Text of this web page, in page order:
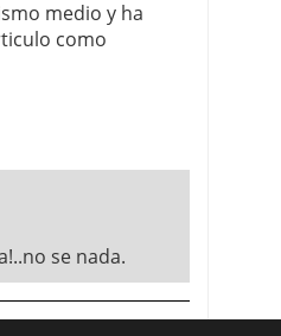
medio y ha
como
se nada.